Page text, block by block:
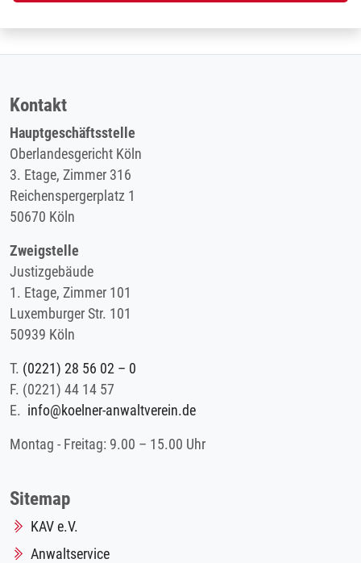
Kontakt
Hauptgeschäftsstelle
Oberlandesgericht Köln
3. Etage, Zimmer 316
Reichenspergerplatz 1
50670 Köln
Zweigstelle
Justizgebäude
1. Etage, Zimmer 101
Luxemburger Str. 101
50939 Köln
T. (0221) 28 56 02 – 0
F. (0221) 44 14 57
E. info@koelner-anwaltverein.de
Montag - Freitag: 9.00 – 15.00 Uhr
Sitemap
KAV e.V.
Anwaltservice